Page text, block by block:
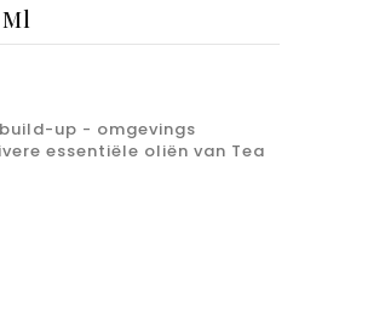
up - omgevings
essentiële oliën van Tea